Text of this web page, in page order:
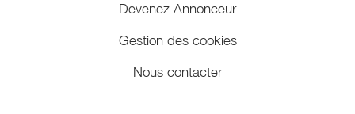
Devenez Annonceur
Gestion des cookies
Nous contacter